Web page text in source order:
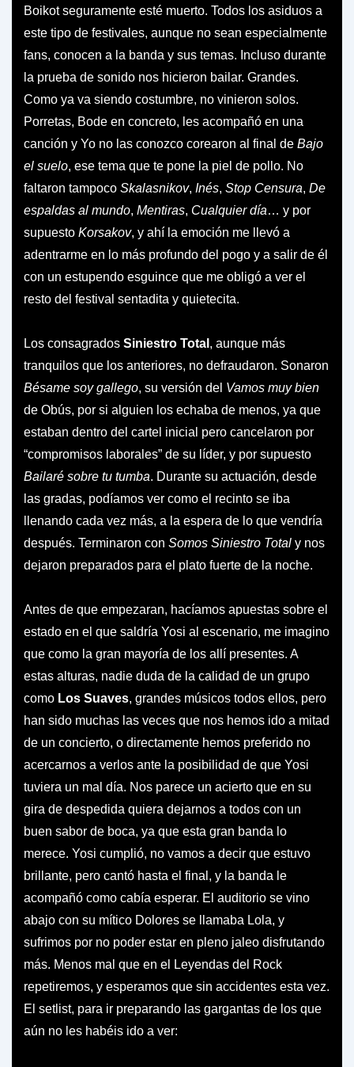
Boikot seguramente esté muerto. Todos los asiduos a
este tipo de festivales, aunque no sean especialmente
fans, conocen a la banda y sus temas. Incluso durante
la prueba de sonido nos hicieron bailar. Grandes.
Como ya va siendo costumbre, no vinieron solos.
Porretas, Bode en concreto, les acompañó en una
canción y Yo no las conozco corearon al final de Bajo
el suelo, ese tema que te pone la piel de pollo. No
faltaron tampoco Skalasnikov, Inés, Stop Censura, De
espaldas al mundo, Mentiras, Cualquier día… y por
supuesto Korsakov, y ahí la emoción me llevó a
adentrarme en lo más profundo del pogo y a salir de él
con un estupendo esguince que me obligó a ver el
resto del festival sentadita y quietecita.
Los consagrados Siniestro Total , aunque más
tranquilos que los anteriores, no defraudaron. Sonaron
Bésame soy gallego, su versión del Vamos muy bien
de Obús, por si alguien los echaba de menos, ya que
estaban dentro del cartel inicial pero cancelaron por
“compromisos laborales” de su líder, y por supuesto
Bailaré sobre tu tumba. Durante su actuación, desde
las gradas, podíamos ver como el recinto se iba
llenando cada vez más, a la espera de lo que vendría
después. Terminaron con Somos Siniestro Total y nos
dejaron preparados para el plato fuerte de la noche.
Antes de que empezaran, hacíamos apuestas sobre el
estado en el que saldría Yosi al escenario, me imagino
que como la gran mayoría de los allí presentes. A
estas alturas, nadie duda de la calidad de un grupo
como Los Suaves, grandes músicos todos ellos, pero
han sido muchas las veces que nos hemos ido a mitad
de un concierto, o directamente hemos preferido no
acercarnos a verlos ante la posibilidad de que Yosi
tuviera un mal día. Nos parece un acierto que en su
gira de despedida quiera dejarnos a todos con un
buen sabor de boca, ya que esta gran banda lo
merece. Yosi cumplió, no vamos a decir que estuvo
brillante, pero cantó hasta el final, y la banda le
acompañó como cabía esperar. El auditorio se vino
abajo con su mítico Dolores se llamaba Lola, y
sufrimos por no poder estar en pleno jaleo disfrutando
más. Menos mal que en el Leyendas del Rock
repetiremos, y esperamos que sin accidentes esta vez.
El setlist, para ir preparando las gargantas de los que
aún no les habéis ido a ver: